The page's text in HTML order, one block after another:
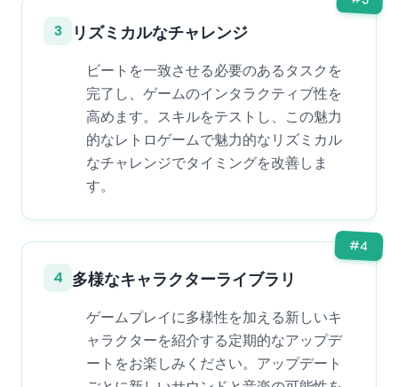
3 リズミカルなチャレンジ
ビートを一致させる必要のあるタスクを
完了し、ゲームのインタラクティブ性を
高めます。スキルをテストし、この魅力
的なレトロゲームで魅力的なリズミカル
なチャレンジでタイミングを改善しま
す。
#4
4 多様なキャラクターライブラリ
ゲームプレイに多様性を加える新しいキ
ャラクターを紹介する定期的なアップデ
ートをお楽しみください。アップデート